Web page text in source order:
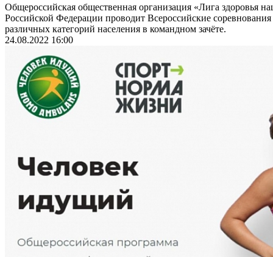
Общероссийская общественная организация «Лига здоровья
Российской Федерации проводит Всероссийские
различных категорий населения в командном зачёте.
24.08.2022 16:00